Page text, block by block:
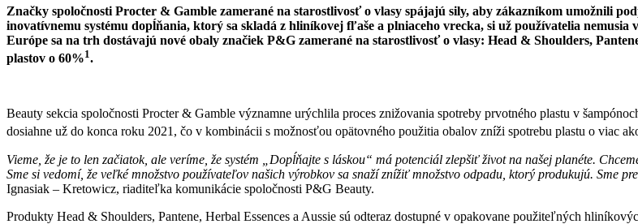
Značky spoločnosti Procter & Gamble zamerané na starostlivosť o vlasy spájajú sily, aby zákazníkom umožnili
inovatívnemu systému dopĺňania, ktorý sa skladá z hliníkovej fľaše a plniaceho vrecka, si už používatelia
Európe sa na trh dostávajú nové obaly značiek P&G zamerané na starostlivosť o vlasy: Head & Shoulders,
plastov o 60%1.
Beauty sekcia spoločnosti Procter & Gamble významne urýchlila proces znižovania spotreby prvotného plastu v
dosiahne už do konca roku 2021, čo v kombinácii s možnosťou opätovného použitia obalov zníži spotrebu plastu o viac
Vieme, že je to len začiatok, ale veríme, že systém „Dopĺňajte s láskou“ má potenciál zlepšiť život na našej planéte.
Sme si vedomí, že veľké množstvo používateľov našich výrobkov sa snaží znížiť množstvo odpadu, ktorý produkujú. Sme
Ignasiak – Kretowicz, riaditeľka komunikácie spoločnosti P&G Beauty.
Produkty Head & Shoulders, Pantene, Herbal Essences a Aussie sú odteraz dostupné v opakovane použiteľných